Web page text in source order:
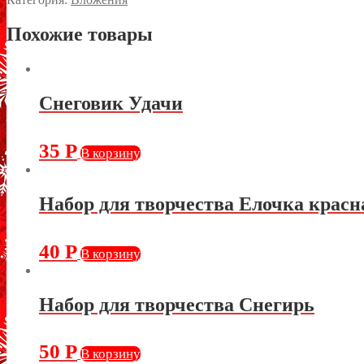
Похожие товары
Снеговик Удачи
35 Р В корзину
Набор для творчества Елочка
40 Р В корзину
Набор для творчества Снегирь
50 Р В корзину